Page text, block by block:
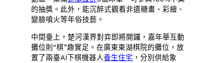
的抽獎。此外，能沉醉式觀看非遺糖畫、彩繪、
變臉噴火等年俗技藝。
中間臺上，楚河漢界對弈即將開鑼，嘉年華互動
攤位則“棋”趣實足。在廣東東湖棋院的攤位，放
置了兩臺AI下棋機器人養生住宅 ，分別供給象